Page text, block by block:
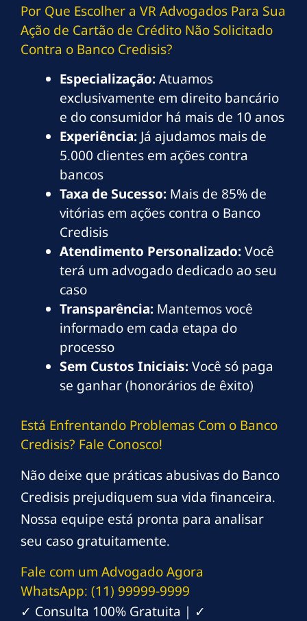
Por Que Escolher a VR Advogados Para Sua
Ação de Cartão de Crédito Não Solicitado
Contra o Banco Credisis?
Especialização:Atuamos
exclusivamente em direito bancário
e do consumidor há mais de 10 anos
Experiência: Já ajudamos mais de
5.000 clientes em ações contra
bancos
Taxa de Sucesso: Mais de 85% de
vitórias em ações contra o Banco
Credisis
Atendimento Personalizado:Você
terá um advogado dedicado ao seu
caso
Transparência: Mantemos você
informado em cada etapa do
processo
Sem Custos Iniciais:Você só paga
se ganhar (honorários de êxito)
Está Enfrentando Problemas Com o Banco
Credisis? Fale Conosco!
Não deixe que práticas abusivas do Banco
Credisis prejudiquem sua vida financeira.
Nossa equipe está pronta para analisar
seu caso gratuitamente.
Fale com um Advogado Agora
WhatsApp: (11) 99999-9999
✓ Consulta 100% Gratuita | ✓